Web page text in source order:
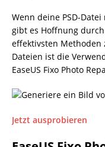
Wenn deine PSD-
gibt es Hoffnung
effektivsten Methoden
Dateien ist die
EaseUS Fixo Photo
Jetzt ausprobieren